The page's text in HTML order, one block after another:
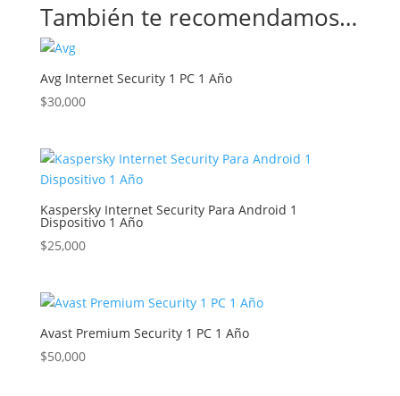
También te recomendamos…
Avg Internet Security 1 PC 1 Año
$30,000
Kaspersky Internet Security Para Android 1
Dispositivo 1 Año
$25,000
Avast Premium Security 1 PC 1 Año
$50,000